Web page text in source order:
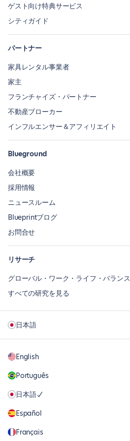
ゲスト向け特典サービス
シティガイド
パートナー
家具レンタル事業者
家主
フランチャイズ・パートナー
不動産ブローカー
インフルエンサー＆アフィリエイト
Blueground
会社概要
採用情報
ニュースルーム
Blueprintブログ
お問合せ
リサーチ
グローバル・ワーク・ライフ・バランス
すべての研究を見る
日本語
English
Português
日本語
Español
Français